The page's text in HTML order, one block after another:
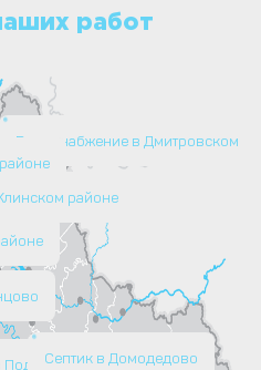
работ
Подольске
районе
Водоснабжение в Дмитровском
районе
Септик в Домодедово